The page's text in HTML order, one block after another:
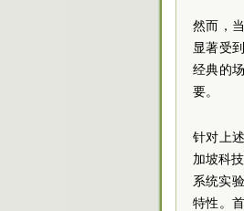
然而，
显著受
经典的
要。
针对上
加坡科
系统实
特性。